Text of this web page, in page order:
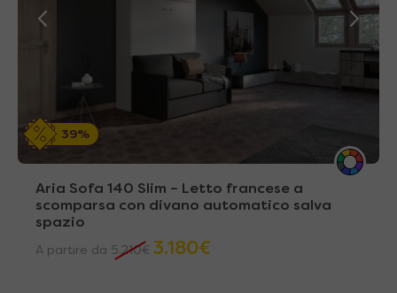
39%
Aria Sofa 140 Slim – Letto francese a
scomparsa con divano automatico salva
spazio
A partire da 5.210€ 3.180€